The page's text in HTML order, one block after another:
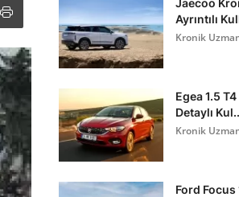
Jaecoo
Ayrıntılı
Kronik
Egea 1.5
Detaylı
Kronik
Ford